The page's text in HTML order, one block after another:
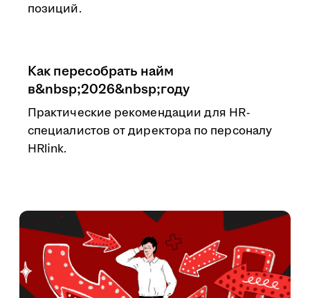
позиций.
Как пересобрать найм
в&nbsp;2026&nbsp;году
Практические рекомендации для HR-
специалистов от директора по персоналу
HRlink.